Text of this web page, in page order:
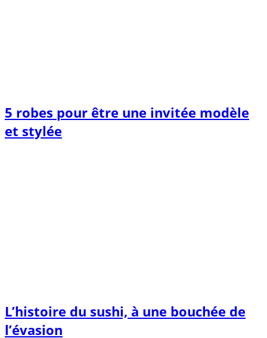
5 robes pour être une invitée modèle
et stylée
L’histoire du sushi, à une bouchée de
l’évasion